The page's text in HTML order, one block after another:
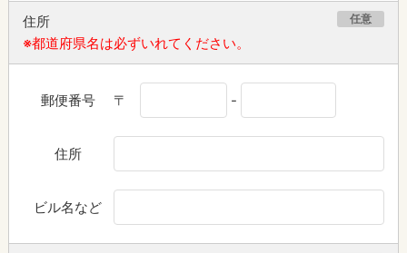
住所 任意
※都道府県名は必ずいれてください。
郵便番号 〒 -
住所
ビル名など